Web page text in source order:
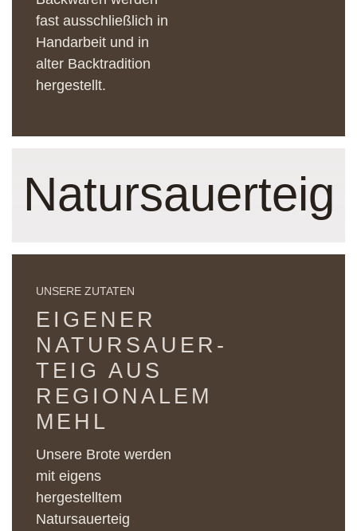
fast ausschließlich in
Handarbeit und in
alter Backtradition
hergestellt.
Natursauerteig
UNSERE ZUTATEN
EIGENER
NATURSAUER­
TEIG AUS
REGIONALEM
MEHL
Unsere Brote werden
mit eigens
hergestelltem
Natursauerteig